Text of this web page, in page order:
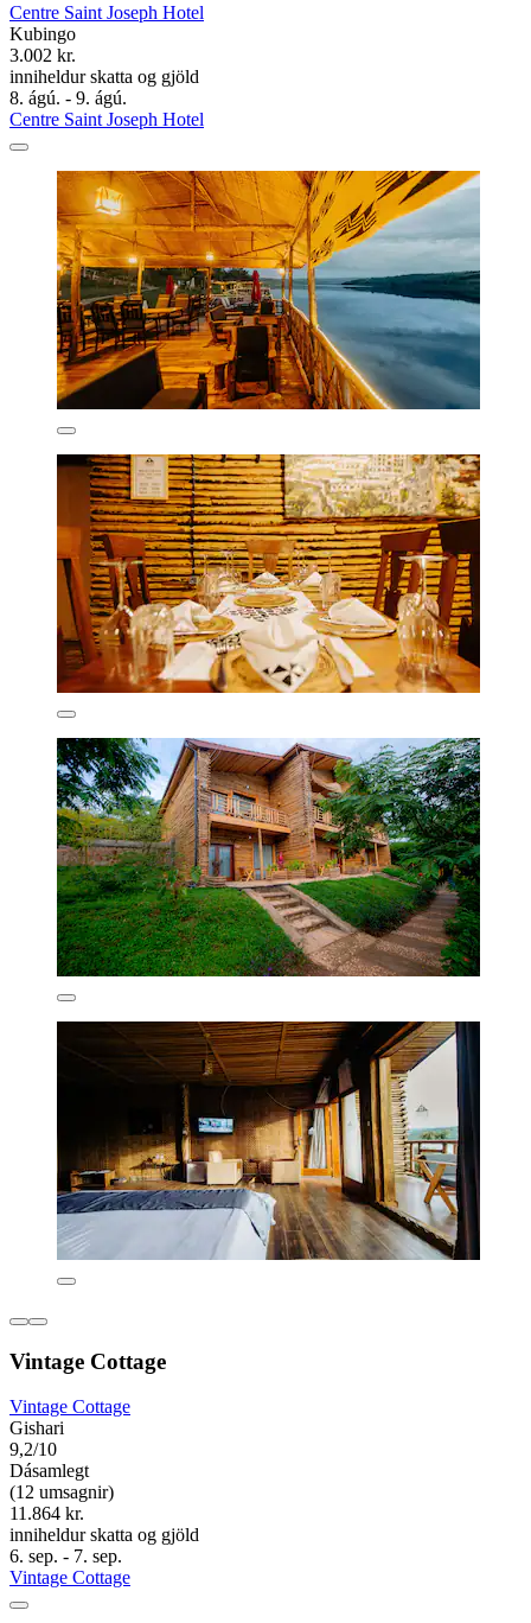
Centre Saint Joseph Hotel
Kubingo
3.002 kr.
inniheldur skatta og gjöld
8. ágú. - 9. ágú.
Centre Saint Joseph Hotel
Vintage Cottage
Vintage Cottage
Gishari
9,2/10
Dásamlegt
(12 umsagnir)
11.864 kr.
inniheldur skatta og gjöld
6. sep. - 7. sep.
Vintage Cottage